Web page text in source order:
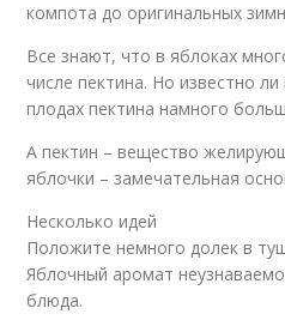
компота до оригинальных
Все знают, что в яблоках
числе пектина. Но известно
плодах пектина намного
А пектин – вещество
яблочки – замечательная
Несколько идей
Положите немного долек в
Яблочный аромат
блюда.